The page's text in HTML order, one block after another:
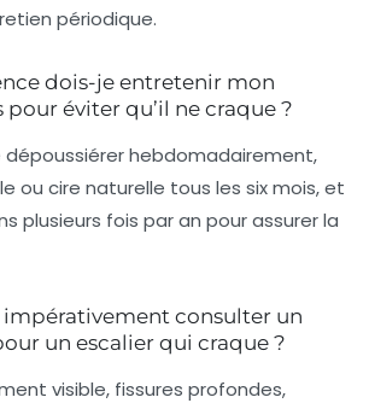
périodique.
dois-je entretenir mon
pour éviter qu’il ne craque ?
dépoussiérer hebdomadairement,
ou cire naturelle tous les six mois, et
plusieurs fois par an pour assurer la
consulter un
un escalier qui craque ?
visible, fissures profondes,